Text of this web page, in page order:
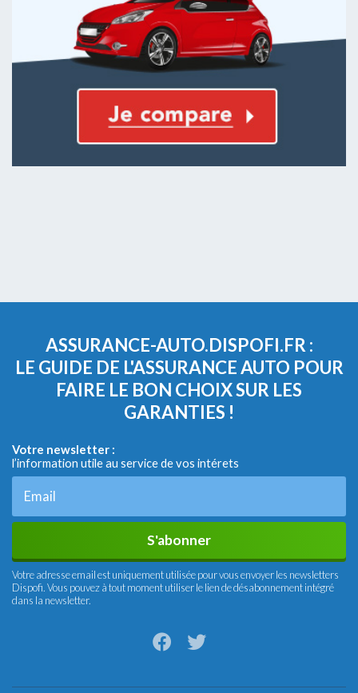
ASSURANCE-AUTO.DISPOFI.FR :
LE GUIDE DE L'ASSURANCE AUTO POUR
FAIRE LE BON CHOIX SUR LES
GARANTIES !
Votre newsletter :
l’information utile au service de vos intérets
S'abonner
Votre adresse email est uniquement utilisée pour vous envoyer les newsletters
Dispofi. Vous pouvez à tout moment utiliser le lien de désabonnement intégré
dans la newsletter.